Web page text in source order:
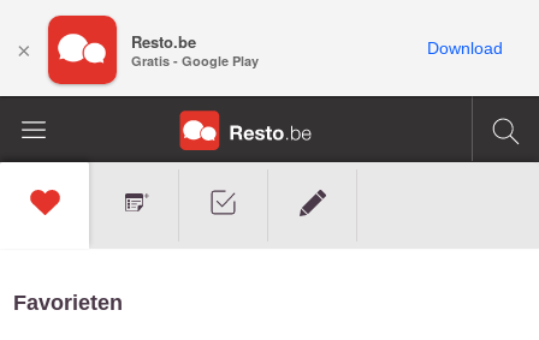
Favorieten
× Resto.be
Gratis - Google Play
Download